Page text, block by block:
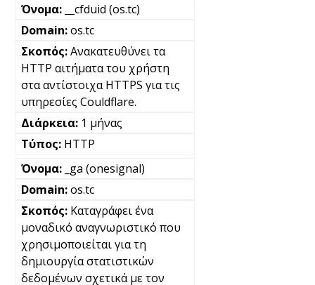
__cfduid (os.tc)
os.tc
Ανακατευθύνει τα
HTTP αιτήματα του χρήστη
στα αντίστοιχα HTTPS για τις
υπηρεσίες Couldflare.
1 μήνας
HTTP
_ga (onesignal)
os.tc
Καταγράφει ένα
μοναδικό αναγνωριστικό που
χρησιμοποιείται για τη
δημιουργία στατιστικών
δεδομένων σχετικά με τον